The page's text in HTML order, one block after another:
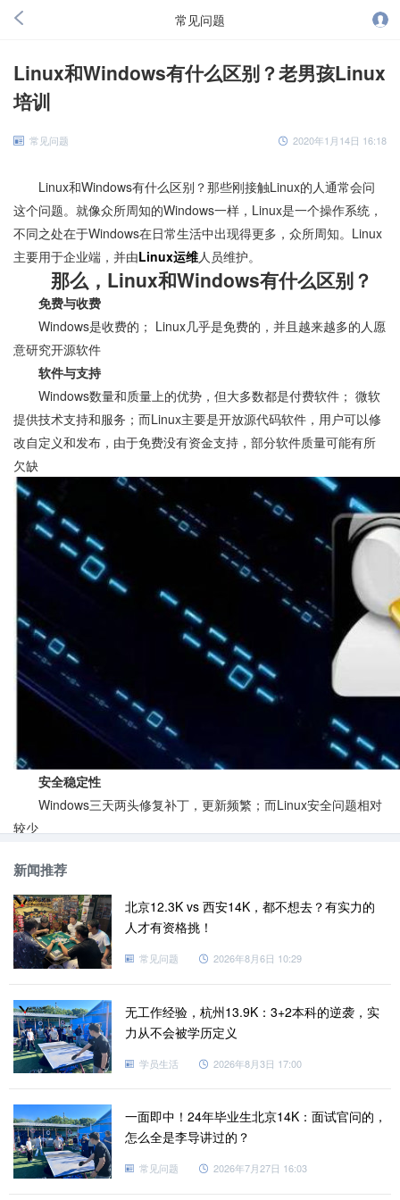
常见问题
Linux和Windows有什么区别？老男孩Linux
培训
常见问题 2020年1月14日 16:18
Linux和Windows有什么区别？那些刚接触Linux的人通常会问
这个问题。就像众所周知的Windows一样，Linux是一个操作系统，
不同之处在于Windows在日常生活中出现得更多，众所周知。Linux
主要用于企业端，并由Linux运维人员维护。
那么，Linux和Windows有什么区别？
免费与收费
Windows是收费的； Linux几乎是免费的，并且越来越多的人愿
意研究开源软件
软件与支持
Windows数量和质量上的优势，但大多数都是付费软件； 微软
提供技术支持和服务；而Linux主要是开放源代码软件，用户可以修
改自定义和发布，由于免费没有资金支持，部分软件质量可能有所
欠缺
安全稳定性
Windows三天两头修复补丁，更新频繁；而Linux安全问题相对
较少
普通的Windows用户基本上依靠图形界面操作、鼠标和键盘满
足所有要求，并且简单易上手。但是，Linux同时具有图形界面和完
整的命令行操作，上手相对难一点，需要学习后再使用，熟练后效
率会提高。
应用领域
人们每天在Windows上访问的许多应用程序，而支持这些软件
运行的后台都是数千台Linux服务器，它们总是忙于数据处理和运
算。
以上就是Linux与Windows有哪些不同的相关介绍，想要学习
维的朋友，老男孩教育开设了 全日制脱产班、周末班、在线学习
种学习模式。想要更多了解 老男孩教育课程，请前往咨询官网客
服。
新闻推荐
北京12.3K vs 西安14K，都不想去？有实力的
人才有资格挑！
常见问题 2026年8月6日 10:29
无工作经验，杭州13.9K：3+2本科的逆袭，实
力从不会被学历定义
学员生活 2026年8月3日 17:00
一面即中！24年毕业生北京14K：面试官问的，
怎么全是李导讲过的？
常见问题 2026年7月27日 16:03